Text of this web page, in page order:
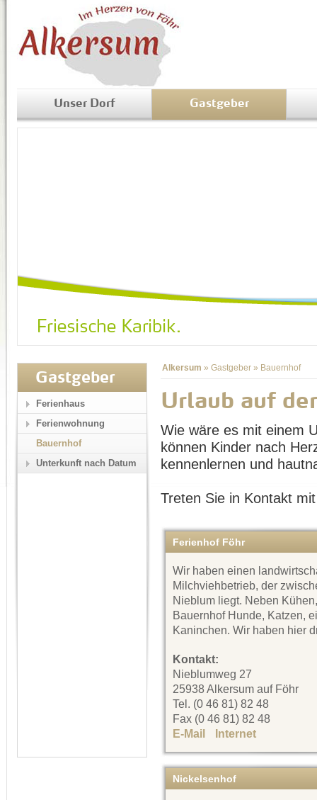
Unser Dorf Gastgeber
Alkersum » Gastgeber » Bauernhof
Urlaub auf
Wie wäre es mit einem
können Kinder nach
kennenlernen und
Treten Sie in Kontakt
Ferienhof Föhr
Wir haben einen
Milchviehbetrieb, der
Nieblum liegt. Neben
Bauernhof Hunde, Katzen,
Kaninchen. Wir haben hier
Kontakt:
Nieblumweg 27
25938 Alkersum auf Föhr
Tel. (0 46 81) 82 48
Fax (0 46 81) 82 48
E-Mail
Internet
Nickelsenhof
Gastgeber
Ferienhaus
Ferienwohnung
Bauernhof
Unterkunft nach Datum